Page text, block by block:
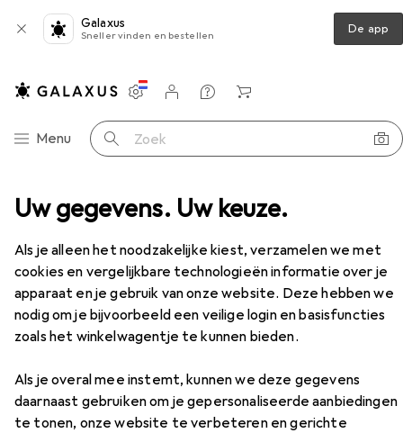
Uw gegevens. Uw keuze.
Als je alleen het noodzakelijke kiest, verzamelen we met
cookies en vergelijkbare technologieën informatie over je
apparaat en je gebruik van onze website. Deze hebben we
nodig om je bijvoorbeeld een veilige login en basisfuncties
zoals het winkelwagentje te kunnen bieden.
Als je overal mee instemt, kunnen we deze gegevens
daarnaast gebruiken om je gepersonaliseerde aanbiedingen
te tonen, onze website te verbeteren en gerichte
Galaxus
Sneller vinden en bestellen De app
Categorie navigatie
Menu Zoek op
Instellingen
Klantenaccount
Produktvergelijking
Verlanglijstje
Winkelmandje
Vivotek Beugel voor bevestiging van de camera
EUR
77,90
VivotekBeugel voor bevestiging van
de camera
Accessoires voor Vivotek Beugel
voor bevestiging van de camera